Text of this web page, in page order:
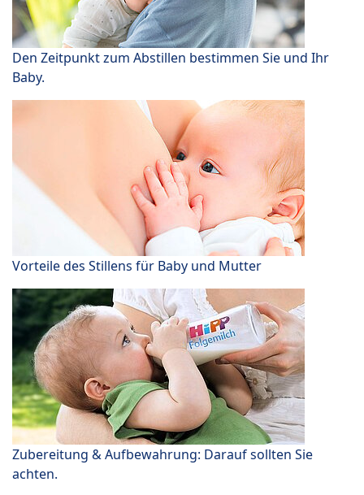
Den Zeitpunkt zum Abstillen bestimmen Sie und Ihr
Baby.
Vorteile des Stillens für Baby und Mutter
Zubereitung & Aufbewahrung: Darauf sollten Sie
achten.